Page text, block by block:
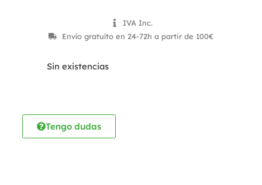
IVA Inc.
Envío gratuíto en 24-72h a partir de 100€
Sin existencias
Tengo dudas